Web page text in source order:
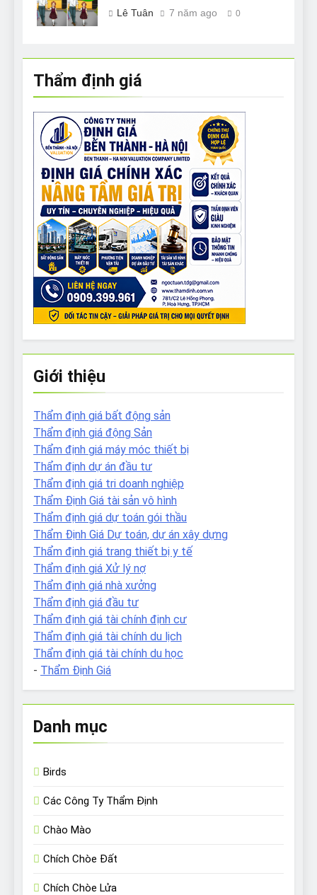
Lê Tuân 7 năm ago 0
Thẩm định giá
Giới thiệu
Thẩm định giá bất động sản
Thẩm định giá động Sản
Thẩm định giá máy móc thiết bị
Thẩm định dự án đầu tư
Thẩm định giá tri doanh nghiệp
Thẩm Định Giá tài sản vô hình
Thẩm định giá dự toán gói thầu
Thẩm Định Giá Dự toán, dự án xây dựng
Thẩm định giá trang thiết bị y tế
Thẩm định giá Xử lý nợ
Thẩm định giá nhà xưởng
Thẩm định giá đầu tư
Thẩm định giá tài chính định cư
Thẩm định giá tài chính du lịch
Thẩm định giá tài chính du học
- Thẩm Định Giá
Danh mục
Birds
Các Công Ty Thẩm Định
Chào Mào
Chích Chòe Đất
Chích Chòe Lửa